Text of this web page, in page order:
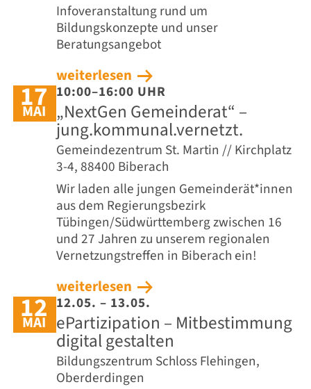
Infoveranstaltung rund um
Bildungskonzepte und unser
Beratungsangebot
weiterlesen
17
MAI
10:00–16:00 UHR
„NextGen Gemeinderat“ –
jung.kommunal.vernetzt.
Gemeindezentrum St. Martin // Kirchplatz
3-4, 88400 Biberach
Wir laden alle jungen Gemeinderät*innen
aus dem Regierungsbezirk
Tübingen/Südwürttemberg zwischen 16
und 27 Jahren zu unserem regionalen
Vernetzungstreffen in Biberach ein!
weiterlesen
12
MAI
12.05. – 13.05.
ePartizipation – Mitbestimmung
digital gestalten
Bildungszentrum Schloss Flehingen,
Oberderdingen